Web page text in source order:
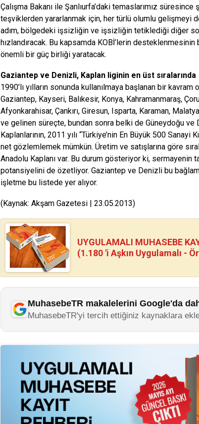
Çalışma Bakanı ile Şanlıurfa’daki temaslarımız
teşviklerden yararlanmak için, her türlü olumlu gelişmeyi
adım, bölgedeki işsizliğin ve işsizliğin tetiklediği diğer
hızlandıracak. Bu kapsamda KOBİ’lerin
önemli bir güç birliği yaratacak.
Gaziantep ve Denizli, Kaplan liginin en üst sıralarında
1990’lı yılların sonunda kullanılmaya başlanan bir
Gaziantep, Kayseri, Balıkesir, Konya, Kahramanmaraş,
Afyonkarahisar, Çankırı, Giresun, Isparta, Karaman,
ve gelinen süreçte, bundan sonra belki de Güneydoğu ve
Kaplanlarının, 2011 yılı “Türkiye’nin En Büyük 500
net gözlemlemek mümkün. Üretim ve satışlarına göre
Anadolu Kaplanı var. Bu durum gösteriyor ki,
potansiyelini de özetliyor. Gaziantep ve Denizli bu
işletme bu listede yer alıyor.
(Kaynak: Akşam Gazetesi | 23.05.2013)
UYGULAMALI MUHASEBE
(1.180 'i Aşkın Uygulamalı -
MuhasebeTR makalelerini Google'da
MuhasebeTR'yi tercih ettiğiniz kaynaklara